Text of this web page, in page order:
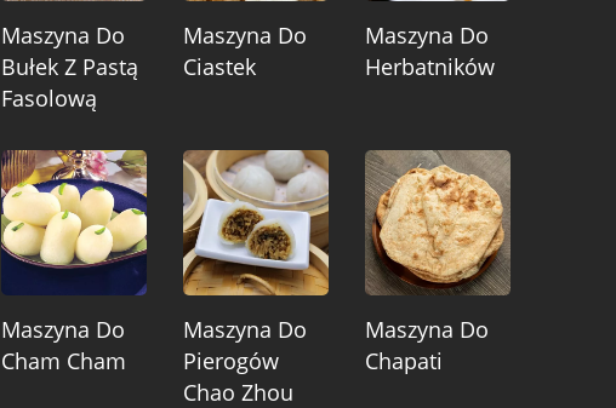
Maszyna Do
Bułek Z Pastą
Fasolową
Maszyna Do
Ciastek
Maszyna Do
Herbatników
Maszyna Do
Cham Cham
Maszyna Do
Pierogów
Chao Zhou
Maszyna Do
Chapati